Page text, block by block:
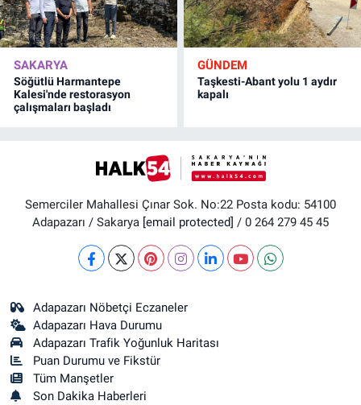
SAKARYA
Söğütlü Harmantepe
Kalesi'nde restorasyon
çalışmaları başladı
GÜNDEM
Taşkesti-Abant yolu 1 aydır
kapalı
Semerciler Mahallesi Çınar Sok. No:22 Posta kodu: 54100
Adapazarı / Sakarya [email protected] / 0 264 279 45 45
Adapazarı Nöbetçi Eczaneler
Adapazarı Hava Durumu
Adapazarı Trafik Yoğunluk Haritası
Puan Durumu ve Fikstür
Tüm Manşetler
Son Dakika Haberleri